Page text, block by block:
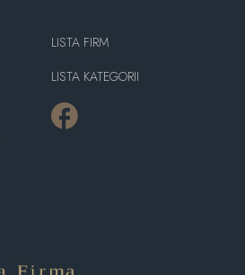
LISTA FIRM
LISTA KATEGORII